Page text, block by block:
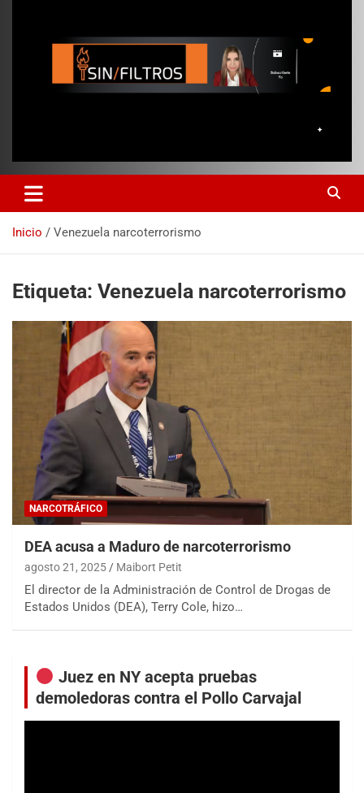
Inicio Venezuela narcoterrorismo
Etiqueta: Venezuela narcoterrorismo
NARCOTRÁFICO
DEA acusa a Maduro de narcoterrorismo
agosto 21, 2025 Maibort Petit
El director de la Administración de Control de Drogas de
Estados Unidos (DEA), Terry Cole, hizo…
Juez en NY acepta pruebas
demoledoras contra el Pollo Carvajal